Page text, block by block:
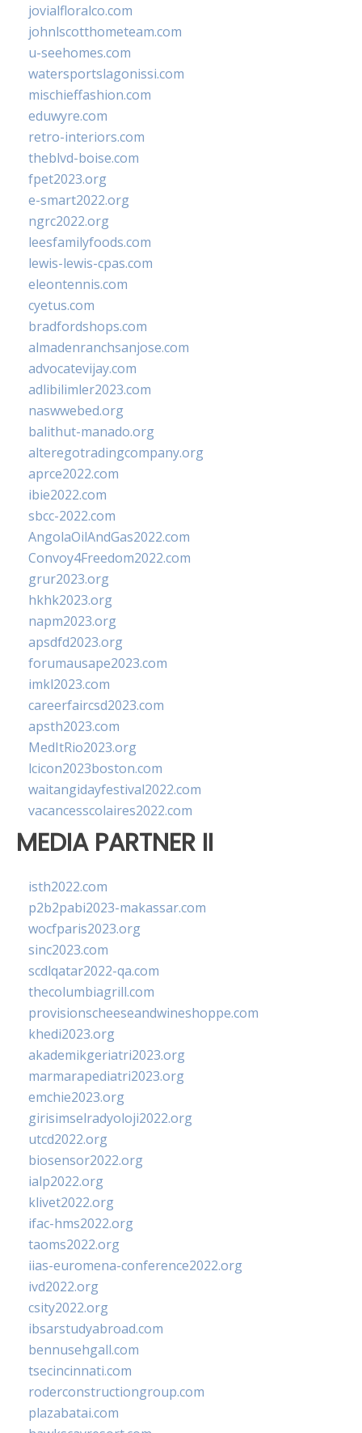
jovialfloralco.com
johnlscotthometeam.com
u-seehomes.com
watersportslagonissi.com
mischieffashion.com
eduwyre.com
retro-interiors.com
theblvd-boise.com
fpet2023.org
e-smart2022.org
ngrc2022.org
leesfamilyfoods.com
lewis-lewis-cpas.com
eleontennis.com
cyetus.com
bradfordshops.com
almadenranchsanjose.com
advocatevijay.com
adlibilimler2023.com
naswwebed.org
balithut-manado.org
alteregotradingcompany.org
aprce2022.com
ibie2022.com
sbcc-2022.com
AngolaOilAndGas2022.com
Convoy4Freedom2022.com
grur2023.org
hkhk2023.org
napm2023.org
apsdfd2023.org
forumausape2023.com
imkl2023.com
careerfaircsd2023.com
apsth2023.com
MedItRio2023.org
lcicon2023boston.com
waitangidayfestival2022.com
vacancesscolaires2022.com
MEDIA PARTNER II
isth2022.com
p2b2pabi2023-makassar.com
wocfparis2023.org
sinc2023.com
scdlqatar2022-qa.com
thecolumbiagrill.com
provisionscheeseandwineshoppe.com
khedi2023.org
akademikgeriatri2023.org
marmarapediatri2023.org
emchie2023.org
girisimselradyoloji2022.org
utcd2022.org
biosensor2022.org
ialp2022.org
klivet2022.org
ifac-hms2022.org
taoms2022.org
iias-euromena-conference2022.org
ivd2022.org
csity2022.org
ibsarstudyabroad.com
bennusehgall.com
tsecincinnati.com
roderconstructiongroup.com
plazabatai.com